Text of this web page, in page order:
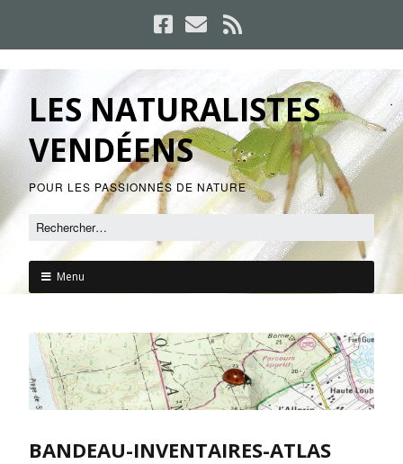
LES NATURALISTES
VENDÉENS
POUR LES PASSIONNÉS DE NATURE
Menu
BANDEAU-INVENTAIRES-ATLAS